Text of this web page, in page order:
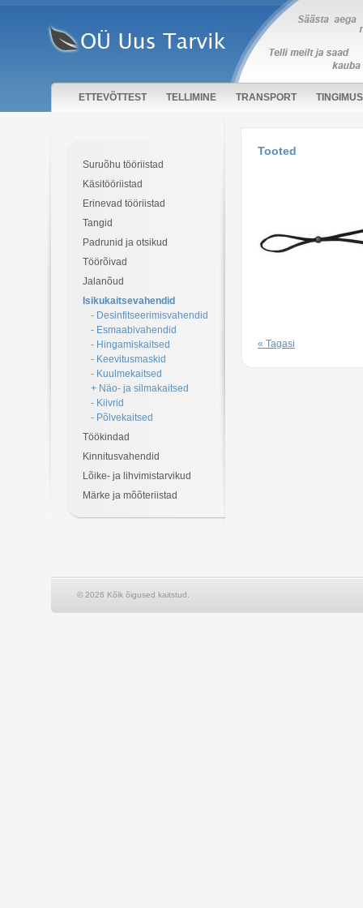
ETTEVÕTTEST TELLIMINE TRANSPORT
Suruõhu tööriistad
Käsitööriistad
Erinevad tööriistad
Tangid
Padrunid ja otsikud
Töörõivad
Jalanõud
Isikukaitsevahendid
- Desinfitseerimisvahendid
- Esmaabivahendid
- Hingamiskaitsed
- Keevitusmaskid
- Kuulmekaitsed
+ Näo- ja silmakaitsed
- Kiivrid
- Põlvekaitsed
Töökindad
Kinnitusvahendid
Lõike- ja lihvimistarvikud
Märke ja mõõteriistad
Tooted
« Tagasi
© 2026 Kõik õigused kaitstud.